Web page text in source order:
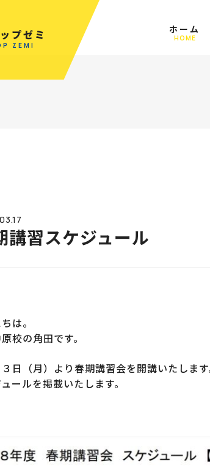
プゼミ
ZEMI
ホーム
HOME
講習スケジュール
は。
校の角田です。
日（月）より春期講習会を開講いたします
ールを掲載いたします。